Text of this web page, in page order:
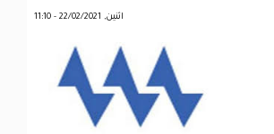
اثنين, 22/02/2021 - 11:10